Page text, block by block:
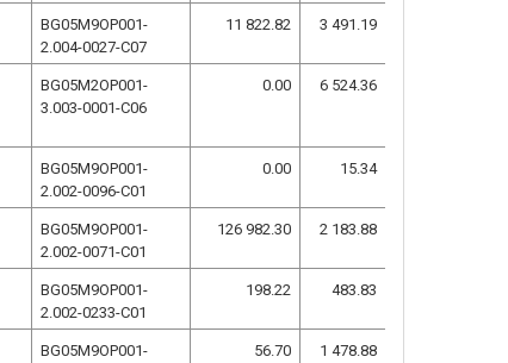
BG05M9OP001-
2.004-0027-C07
11 822.82 3 491.19
BG05M2OP001-
3.003-0001-C06
0.00 6 524.36
BG05M9OP001-
2.002-0096-C01
0.00 15.34
BG05M9OP001-
2.002-0071-C01
126 982.30 2 183.88
BG05M9OP001-
2.002-0233-C01
198.22 483.83
BG05M9OP001-
56.70 1 478.88